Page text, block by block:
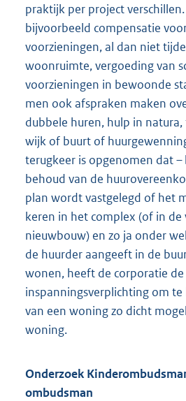
praktijk per project
bijvoorbeeld compensatie
voorzieningen, al dan niet
woonruimte, vergoeding van
voorzieningen in bewoonde
men ook afspraken maken
dubbele huren, hulp in
wijk of buurt of
terugkeer is opgenomen dat
behoud van de
plan wordt vastgelegd of het
keren in het complex (of in de
nieuwbouw) en zo ja onder
de huurder aangeeft in de
wonen, heeft de corporatie de
inspanningsverplichting om
van een woning zo dicht
woning.
Onderzoek
ombudsman